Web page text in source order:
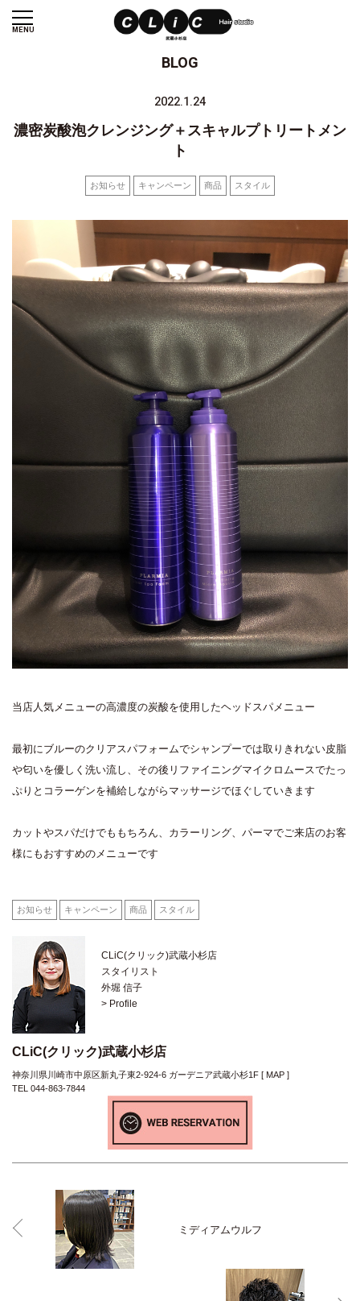
MENU
BLOG
2022.1.24
濃密炭酸泡クレンジング＋スキャルプトリートメン
ト
お知らせ キャンペーン 商品 スタイル
当店人気メニューの高濃度の炭酸を使用したヘッドスパメニュー
最初にブルーのクリアスパフォームでシャンプーでは取りきれない皮脂
や匂いを優しく洗い流し、その後リファイニングマイクロムースでたっ
ぷりとコラーゲンを補給しながらマッサージでほぐしていきます
カットやスパだけでももちろん、カラーリング、パーマでご来店のお客
様にもおすすめのメニューです
お知らせ キャンペーン 商品 スタイル
CLiC(クリック)武蔵小杉店
スタイリスト
外堀 信子
> Profile
CLiC(クリック)武蔵小杉店
神奈川県川崎市中原区新丸子東2-924-6 ガーデニア武蔵小杉1F [ MAP ]
TEL 044-863-7844
ミディアムウルフ